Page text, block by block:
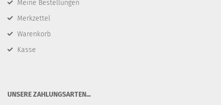
Meine Bestellungen
Merkzettel
Warenkorb
Kasse
​UNSERE ZAHLUNGSARTEN...